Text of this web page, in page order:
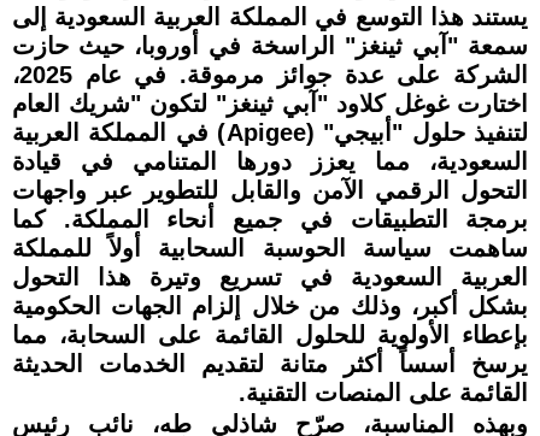
يستند هذا التوسع في المملكة العربية السعودية إلى
سمعة "آبي ثينغز" الراسخة في أوروبا، حيث حازت
الشركة على عدة جوائز مرموقة. في عام 2025،
اختارت غوغل كلاود "آبي ثينغز" لتكون "شريك العام
لتنفيذ حلول "أبيجي" (Apigee) في المملكة العربية
السعودية، مما يعزز دورها المتنامي في قيادة
التحول الرقمي الآمن والقابل للتطوير عبر واجهات
برمجة التطبيقات في جميع أنحاء المملكة. كما
ساهمت سياسة الحوسبة السحابية أولاً للمملكة
العربية السعودية في تسريع وتيرة هذا التحول
بشكل أكبر، وذلك من خلال إلزام الجهات الحكومية
بإعطاء الأولوية للحلول القائمة على السحابة، مما
يرسخ أسساً أكثر متانة لتقديم الخدمات الحديثة
القائمة على المنصات التقنية.
وبهذه المناسبة، صرّح شاذلي طه، نائب رئيس